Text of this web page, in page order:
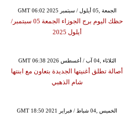
GMT 06:02 2025 الجمعة ,05 أيلول / سبتمبر
حظك اليوم برج الجوزاء الجمعة 05 سبتمبر/
أيلول 2025
GMT 06:38 2026 الثلاثاء ,04 آب / أغسطس
أصالة تطلق أغنيتها الجديدة بتعاون مع ابنتها
شام الذهبي
GMT 18:50 2021 الخميس ,04 شباط / فبراير